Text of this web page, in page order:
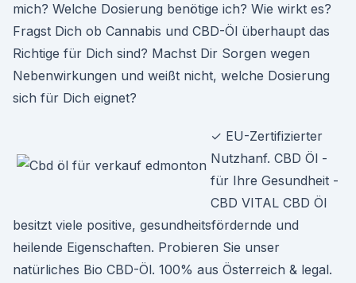
mich? Welche Dosierung benötige ich? Wie wirkt es?
Fragst Dich ob Cannabis und CBD-Öl überhaupt das
Richtige für Dich sind? Machst Dir Sorgen wegen
Nebenwirkungen und weißt nicht, welche Dosierung
sich für Dich eignet?
✓ EU-Zertifizierter
Nutzhanf. CBD Öl -
für Ihre Gesundheit -
CBD VITAL CBD Öl
besitzt viele positive, gesundheitsfördernde und
heilende Eigenschaften. Probieren Sie unser
natürliches Bio CBD-Öl. 100% aus Österreich & legal.